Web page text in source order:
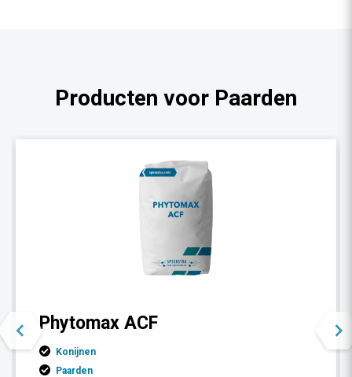
Producten voor Paarden
Phytomax ACF
Konijnen
Paarden